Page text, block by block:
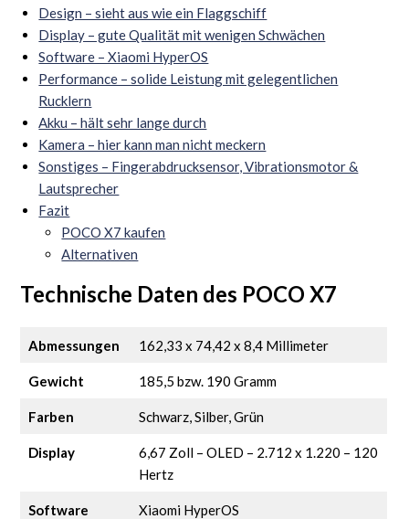
Design – sieht aus wie ein Flaggschiff
Display – gute Qualität mit wenigen Schwächen
Software – Xiaomi HyperOS
Performance – solide Leistung mit gelegentlichen
Rucklern
Akku – hält sehr lange durch
Kamera – hier kann man nicht meckern
Sonstiges – Fingerabdrucksensor, Vibrationsmotor &
Lautsprecher
Fazit
POCO X7 kaufen
Alternativen
Technische Daten des POCO X7
Abmessungen 162,33 x 74,42 x 8,4 Millimeter
Gewicht 185,5 bzw. 190 Gramm
Farben Schwarz, Silber, Grün
Display
6,67 Zoll – OLED – 2.712 x 1.220 – 120
Hertz
Software Xiaomi HyperOS